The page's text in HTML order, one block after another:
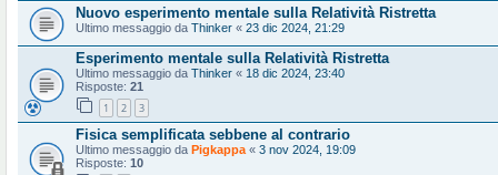
Nuovo esperimento mentale sulla Relatività Ristretta
Ultimo messaggio da Thinker « 23 dic 2024, 21:29
Esperimento mentale sulla Relatività Ristretta
Ultimo messaggio da Thinker « 18 dic 2024, 23:40
Risposte: 21
1 2 3
Fisica semplificata sebbene al contrario
Ultimo messaggio da Pigkappa « 3 nov 2024, 19:09
Risposte: 10